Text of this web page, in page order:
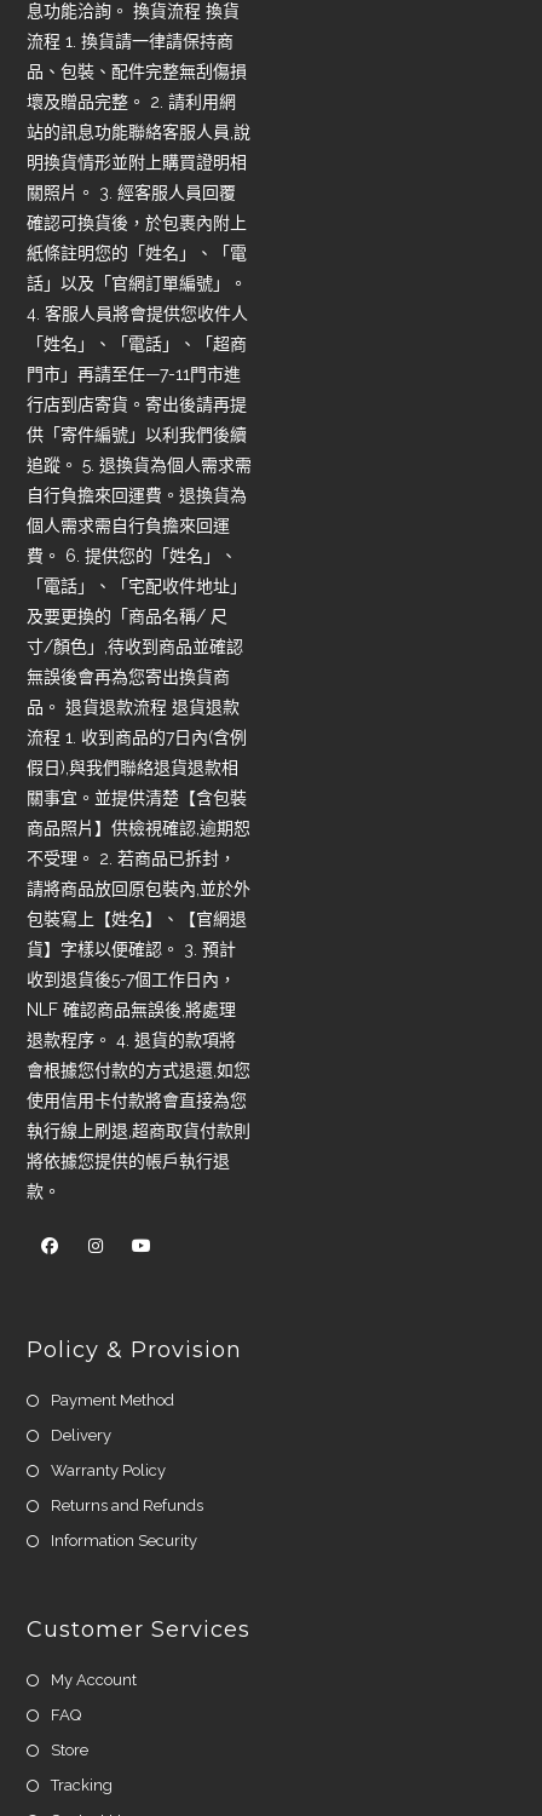
息功能洽詢。 換貨流程 換貨
流程 1. 換貨請一律請保持商
品、包裝、配件完整無刮傷損
壞及贈品完整。 2. 請利用網
站的訊息功能聯絡客服人員,說
明換貨情形並附上購買證明相
關照片。 3. 經客服人員回覆
確認可換貨後，於包裹內附上
紙條註明您的「姓名」、「電
話」以及「官網訂單編號」。
4. 客服人員將會提供您收件人
「姓名」、「電話」、「超商
門市」再請至任—7-11門市進
行店到店寄貨。寄出後請再提
供「寄件編號」以利我們後續
追蹤。 5. 退換貨為個人需求需
自行負擔來回運費。退換貨為
個人需求需自行負擔來回運
費。 6. 提供您的「姓名」、
「電話」、「宅配收件地址」
及要更換的「商品名稱/ 尺
寸/顏色」,待收到商品並確認
無誤後會再為您寄出換貨商
品。 退貨退款流程 退貨退款
流程 1. 收到商品的7日內(含例
假日),與我們聯絡退貨退款相
關事宜。並提供清楚【含包裝
商品照片】供檢視確認,逾期恕
不受理。 2. 若商品已拆封，
請將商品放回原包裝內,並於外
包裝寫上【姓名】、【官網退
貨】字樣以便確認。 3. 預計
收到退貨後5-7個工作日內，
NLF 確認商品無誤後,將處理
退款程序。 4. 退貨的款項將
會根據您付款的方式退還,如您
使用信用卡付款將會直接為您
執行線上刷退,超商取貨付款則
將依據您提供的帳戶執行退
款。
Policy & Provision
Payment Method
Delivery
Warranty Policy
Returns and Refunds
Information Security
Customer Services
My Account
FAQ
Store
Tracking